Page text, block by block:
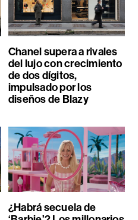
Chanel supera a rivales
del lujo con crecimiento
de dos dígitos,
impulsado por los
diseños de Blazy
¿Habrá secuela de